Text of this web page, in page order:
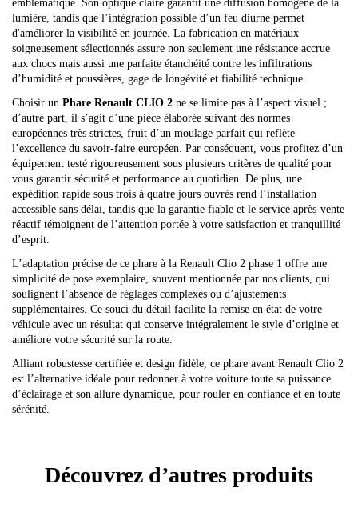
emblématique. Son optique claire garantit une diffusion homogène de la
lumière, tandis que l’intégration possible d’un feu diurne permet
d'améliorer la visibilité en journée. La fabrication en matériaux
soigneusement sélectionnés assure non seulement une résistance accrue
aux chocs mais aussi une parfaite étanchéité contre les infiltrations
d’humidité et poussières, gage de longévité et fiabilité technique.
Choisir un Phare Renault CLIO 2 ne se limite pas à l’aspect visuel ;
d’autre part, il s’agit d’une pièce élaborée suivant des normes
européennes très strictes, fruit d’un moulage parfait qui reflète
l’excellence du savoir-faire européen. Par conséquent, vous profitez d’un
équipement testé rigoureusement sous plusieurs critères de qualité pour
vous garantir sécurité et performance au quotidien. De plus, une
expédition rapide sous trois à quatre jours ouvrés rend l’installation
accessible sans délai, tandis que la garantie fiable et le service après-vente
réactif témoignent de l’attention portée à votre satisfaction et tranquillité
d’esprit.
L’adaptation précise de ce phare à la Renault Clio 2 phase 1 offre une
simplicité de pose exemplaire, souvent mentionnée par nos clients, qui
soulignent l’absence de réglages complexes ou d’ajustements
supplémentaires. Ce souci du détail facilite la remise en état de votre
véhicule avec un résultat qui conserve intégralement le style d’origine et
améliore votre sécurité sur la route.
Alliant robustesse certifiée et design fidèle, ce phare avant Renault Clio 2
est l’alternative idéale pour redonner à votre voiture toute sa puissance
d’éclairage et son allure dynamique, pour rouler en confiance et en toute
sérénité.
Découvrez d’autres produits